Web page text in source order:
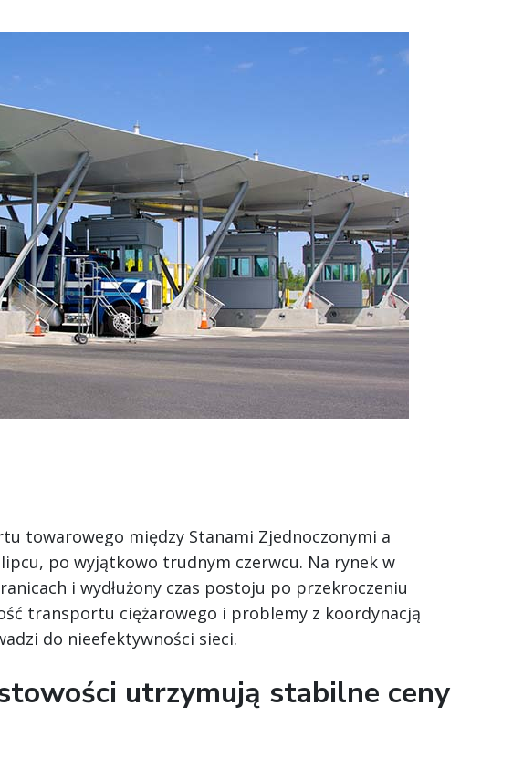
towarowego między Stanami Zjednoczonymi a
po wyjątkowo trudnym czerwcu. Na rynek w
i wydłużony czas postoju po przekroczeniu
transportu ciężarowego i problemy z koordynacją
do nieefektywności sieci.
utrzymują stabilne ceny